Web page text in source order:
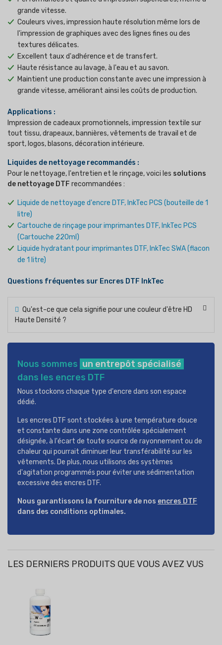
grande vitesse.
Couleurs vives, impression haute résolution même lors de
l'impression de graphiques avec des lignes fines ou des
textures délicates.
Excellent taux d'adhérence et de transfert.
Haute résistance au lavage, à l'eau et au savon.
Maintient une production constante avec une impression à
grande vitesse, améliorant ainsi les coûts de production.
Applications :
Impression de cadeaux promotionnels, impression textile sur
tout tissu, drapeaux, bannières, vêtements de travail et de
sport, logos, blasons, décoration intérieure.
Liquides de nettoyage recommandés :
Pour le nettoyage, l'entretien et le rinçage, voici les solutions
de nettoyage DTF recommandées :
Liquide de nettoyage d'encre DTF, InkTec PCS (bouteille de 1
litre)
Cartouche de rinçage pour imprimantes DTF, InkTec PCS
(Cartouche 220ml)
Liquide hydratant pour imprimantes DTF, InkTec SWA (flacon
de 1 litre)
Questions fréquentes sur Encres DTF InkTec
Qu'est-ce que cela signifie pour une couleur d'être HD
Haute Densité ?
Nous sommes un entrepôt spécialisé
dans les encres DTF
Nous stockons chaque type d'encre dans son espace
dédié.
Les encres DTF sont stockées à une température douce
et constante dans une zone contrôlée spécialement
désignée, à l'écart de toute source de rayonnement ou de
chaleur qui pourrait diminuer leur transférabilité sur les
vêtements. De plus, nous utilisons des systèmes
d'agitation programmés pour éviter une sédimentation
excessive des encres DTF.
Nous garantissons la fourniture de nos encres DTF
dans des conditions optimales.
LES DERNIERS PRODUITS QUE VOUS AVEZ VUS